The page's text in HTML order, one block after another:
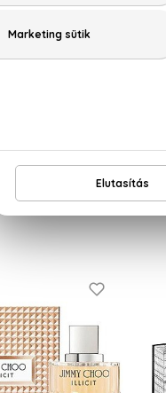
mandarin,
ALCOHOL DENAT. (SD
SALICYLATE, BUTYL
BENZYL SALICYLATE,